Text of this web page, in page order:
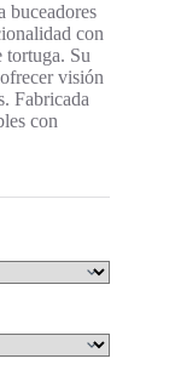
buceadores
con
tortuga. Su
visión
Fabricada
con